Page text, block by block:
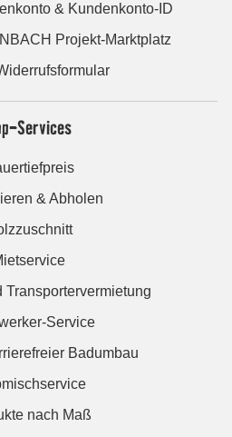
& Kundenkonto-ID
Projekt-Marktplatz
Services
& Abholen
Transportervermietung
Service
Badumbau
nach Maß